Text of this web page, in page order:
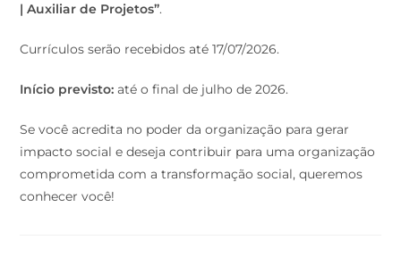
| Auxiliar de Projetos”.
Currículos serão recebidos até 17/07/2026.
Início previsto: até o final de julho de 2026.
Se você acredita no poder da organização para gerar
impacto social e deseja contribuir para uma organização
comprometida com a transformação social, queremos
conhecer você!